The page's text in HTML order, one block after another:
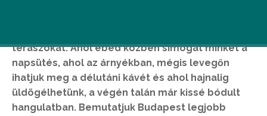
teraszokat. Ahol ebéd közben simogat minket a
napsütés, ahol az árnyékban, mégis levegőn
ihatjuk meg a délutáni kávét és ahol hajnalig
üldögélhetünk, a végén talán már kissé bódult
hangulatban. Bemutatjuk Budapest legjobb